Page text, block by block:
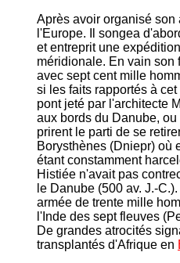
Après avoir organisé son
l'Europe. Il songea
et entreprit une
méridionale. En vain son
avec sept cent mille
si les faits rapportés à
pont jeté par l'architecte
aux bords du Danube,
prirent le parti de se
Borysthènes (Dniepr) où
étant constamment
Histiée n'avait pas
le Danube (500 av. J.-
armée de trente mille
l'Inde des sept fleuves
De grandes atrocités
transplantés d'Afrique en